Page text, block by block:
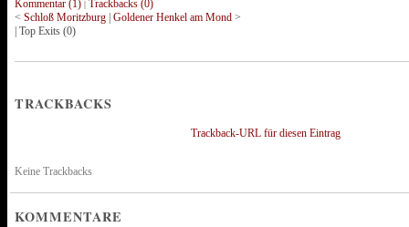
Kommentar (1) | Trackbacks (0)
< Schloß Moritzburg Goldener Henkel am Mond >
Top Exits (0)
TRACKBACKS
Trackback-URL für diesen Eintrag
Keine Trackbacks
KOMMENTARE